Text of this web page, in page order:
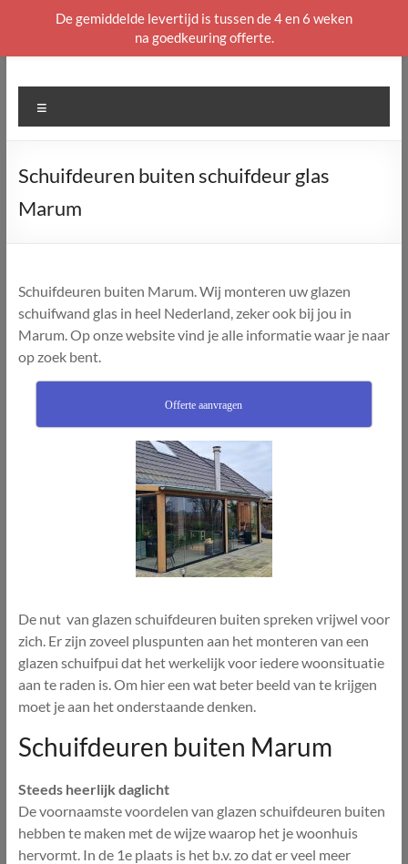
naar
Schuifdeuren buiten schuifdeur glas
Marum
Schuifdeuren buiten Marum. Wij monteren uw glazen
schuifwand glas in heel Nederland, zeker ook bij jou in
Marum. Op onze website vind je alle informatie waar je naar
op zoek bent.
Offerte aanvragen
De nut van glazen schuifdeuren buiten spreken vrijwel voor
zich. Er zijn zoveel pluspunten aan het monteren van een
glazen schuifpui dat het werkelijk voor iedere woonsituatie
aan te raden is. Om hier een wat beter beeld van te krijgen
moet je aan het onderstaande denken.
Schuifdeuren buiten Marum
Steeds heerlijk daglicht
De voornaamste voordelen van glazen schuifdeuren buiten
hebben te maken met de wijze waarop het je woonhuis
hervormt. In de 1e plaats is het b.v. zo dat er veel meer
De gemiddelde levertijd is tussen de 4 en 6 weken
na goedkeuring offerte.